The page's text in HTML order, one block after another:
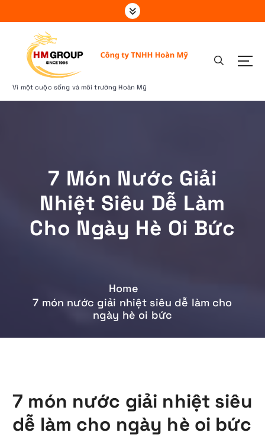
k
o
Vì một cuộc sống và môi trường Hoàn Mỹ
7 Món Nước Giải
Nhiệt Siêu Dễ Làm
Cho Ngày Hè Oi Bức
Home
7 món nước giải nhiệt siêu dễ làm cho
ngày hè oi bức
7 món nước giải nhiệt siêu
dễ làm cho ngày hè oi bức